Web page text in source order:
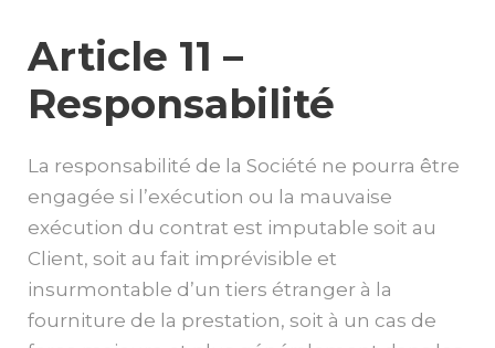
Article 11 –
Responsabilité
La responsabilité de la Société ne pourra être
engagée si l’exécution ou la mauvaise
exécution du contrat est imputable soit au
Client, soit au fait imprévisible et
insurmontable d’un tiers étranger à la
fourniture de la prestation, soit à un cas de